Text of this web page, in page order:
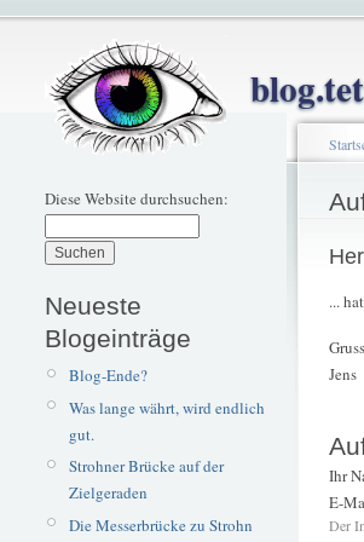
Diese Website durchsuchen:
Neueste
Blogeinträge
Blog-Ende?
Was lange währt, wird endlich
gut.
Strohner Brücke auf der
Zielgeraden
Die Messerbrücke zu Strohn
...
Jens
Ihr
E-
Der